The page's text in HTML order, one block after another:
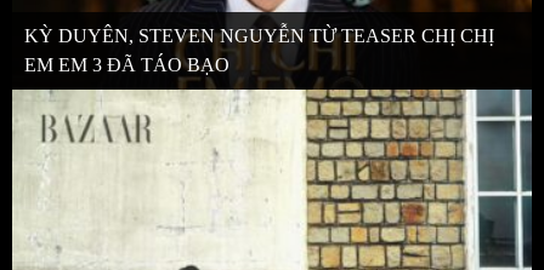
KỲ DUYÊN, STEVEN NGUYỄN TỪ TEASER CHỊ CHỊ
EM EM 3 ĐÃ TÁO BẠO